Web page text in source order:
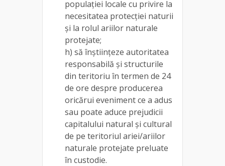
populaţiei locale cu privire la
necesitatea protecţiei naturii
şi la rolul ariilor naturale
protejate;
h) să înştiinţeze autoritatea
responsabilă şi structurile
din teritoriu în termen de 24
de ore despre producerea
oricărui eveniment ce a adus
sau poate aduce prejudicii
capitalului natural şi cultural
de pe teritoriul ariei/ariilor
naturale protejate preluate
în custodie.